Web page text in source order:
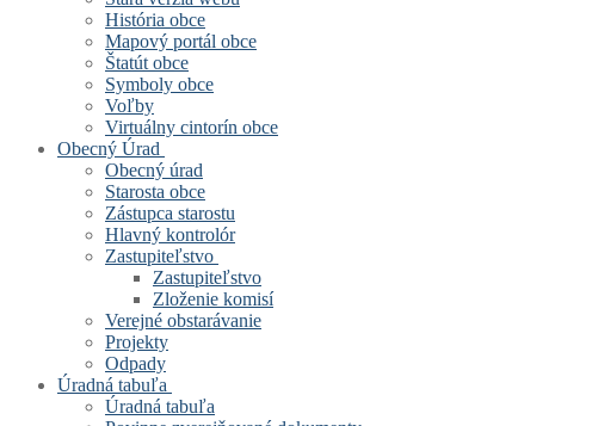
História obce
Mapový portál obce
Štatút obce
Symboly obce
Voľby
Virtuálny cintorín obce
Obecný Úrad
Obecný úrad
Starosta obce
Zástupca starostu
Hlavný kontrolór
Zastupiteľstvo
Zastupiteľstvo
Zloženie komisí
Verejné obstarávanie
Projekty
Odpady
Úradná tabuľa
Úradná tabuľa